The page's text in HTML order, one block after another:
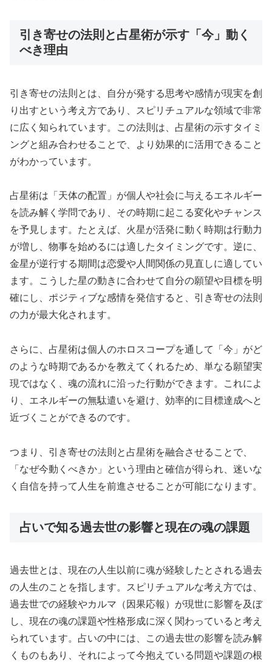
引き寄せの法則と占星術が示す「今」動く
べき理由
引き寄せの法則とは、自分が発する思考や感情が現実を創
り出すという考え方であり、スピリチュアルな領域で非常
に広く知られています。この法則は、占星術の示すタイミ
ングと組み合わせることで、より効果的に活用できること
がわかっています。
占星術は「天体の配置」が個人や社会に与えるエネルギー
を読み解く学問であり、その時期に起こる変化やチャンス
を予見します。たとえば、火星が活発に動く時期は行動力
が増し、物事を始めるには適したタイミングです。逆に、
金星が逆行する期間は恋愛や人間関係の見直しに適してい
ます。こうした星の動きに合わせて自分の願望や目標を明
確にし、ポジティブな感情を発信すると、引き寄せの法則
の力が最大化されます。
さらに、占星術は個人のホロスコープを通して「今」がど
のような時期であるかを教えてくれるため、単なる願望実
現ではなく、魂の流れに沿った行動ができます。これによ
り、エネルギーの無駄遣いを避け、効率的に目標達成へと
近づくことができるのです。
つまり、引き寄せの法則と占星術を融合させることで、
「なぜ今動くべきか」という理由と確信が得られ、迷いな
く自信を持って人生を前進させることが可能になります。
占いで知る過去世の影響と現在の魂の課題
過去世とは、現在の人生以前に魂が経験したとされる過去
の人生のことを指します。スピリチュアルな考え方では、
過去世での経験やカルマ（因果応報）が現世に影響を及ぼ
し、現在の魂の課題や性格形成に深く関わっていると考え
られています。占いの中には、この過去世の影響を読み解
くものもあり、それによって今抱えている問題や課題の根